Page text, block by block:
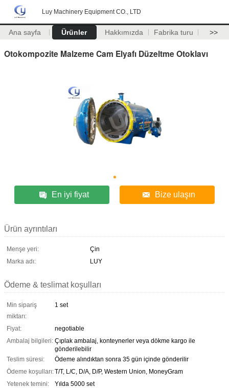
Luy Machinery Equipment CO., LTD
Ana sayfa Ürünler Hakkımızda Fabrika turu >>
Otokompozite Malzeme Cam Elyafı Düzeltme Otoklavı
En iyi fiyat Bize ulaşın
Ürün ayrıntıları
Menşe yeri:
Çin
Marka adı:
LUY
Ödeme & teslimat koşulları
Min sipariş
miktarı:
1 set
Fiyat:
negotiable
Ambalaj bilgileri: Çıplak ambalaj, konteynerler veya dökme kargo ile
gönderilebilir
Teslim süresi:
Ödeme alındıktan sonra 35 gün içinde gönderilir
Ödeme koşulları:T/T, L/C, D/A, D/P, Western Union, MoneyGram
Yetenek temini:
Yılda 5000 set